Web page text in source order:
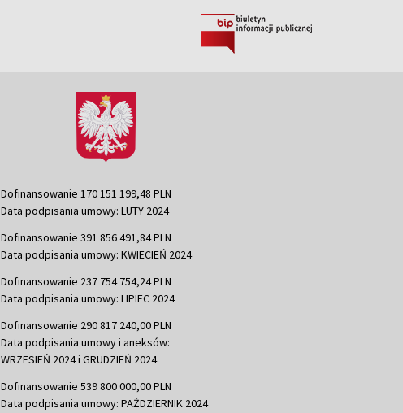
Dofinansowanie 170 151 199,48 PLN
Data podpisania umowy: LUTY 2024
Dofinansowanie 391 856 491,84 PLN
Data podpisania umowy: KWIECIEŃ 2024
Dofinansowanie 237 754 754,24 PLN
Data podpisania umowy: LIPIEC 2024
Dofinansowanie 290 817 240,00 PLN
Data podpisania umowy i aneksów:
WRZESIEŃ 2024 i GRUDZIEŃ 2024
Dofinansowanie 539 800 000,00 PLN
Data podpisania umowy: PAŹDZIERNIK 2024